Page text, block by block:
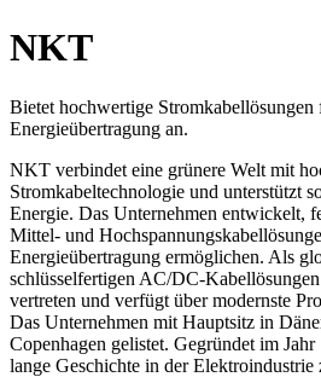
NKT
Bietet hochwertige
Energieübertragung an.
NKT verbindet eine grünere Welt mit
Stromkabeltechnologie und unterstützt
Energie. Das Unternehmen entwickelt,
Mittel- und
Energieübertragung ermöglichen. Als
schlüsselfertigen AC/DC-
vertreten und verfügt über modernste
Das Unternehmen mit Hauptsitz in
Copenhagen gelistet. Gegründet im
lange Geschichte in der Elektroindustrie